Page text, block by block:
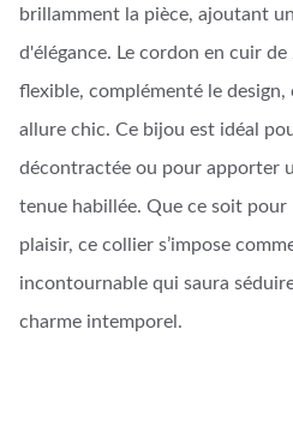
brillamment la pièce, ajoutant
d'élégance. Le cordon en cuir
flexible, complémenté le
allure chic. Ce bijou est idéal
décontractée ou pour apporter
tenue habillée. Que ce soit
plaisir, ce collier s’impose
incontournable qui saura
charme intemporel.